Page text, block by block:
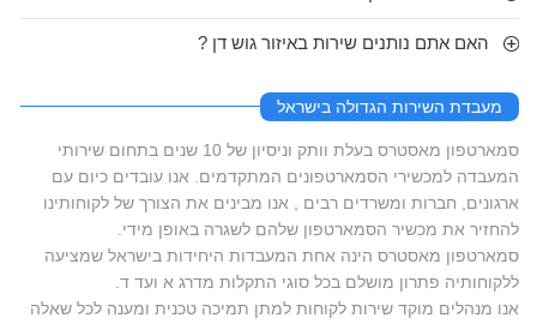
האם אתם נותנים שירות באיזור גוש דן ?
מעבדת השירות הגדולה בישראל
סמארטפון מאסטרס בעלת וותק וניסיון של 10 שנים בתחום שירותי
המעבדה למכשירי הסמארטפונים המתקדמים. אנו עובדים כיום עם
ארגונים, חברות ומשרדים רבים , אנו מבינים את הצורך של לקוחותינו
להחזיר את מכשיר הסמארטפון שלהם לשגרה באופן מידי.
סמארטפון מאסטרס הינה אחת המעבדות היחידות בישראל שמציעה
ללקוחותיה פתרון מושלם בכל סוגי התקלות מדרג א ועד ד.
אנו מנהלים מוקד שירות לקוחות למתן תמיכה טכנית ומענה לכל שאלה